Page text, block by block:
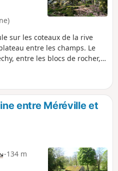
sur les coteaux de la rive
entre les champs. Le
entre les blocs de rocher,
entre Méréville et
-134 m